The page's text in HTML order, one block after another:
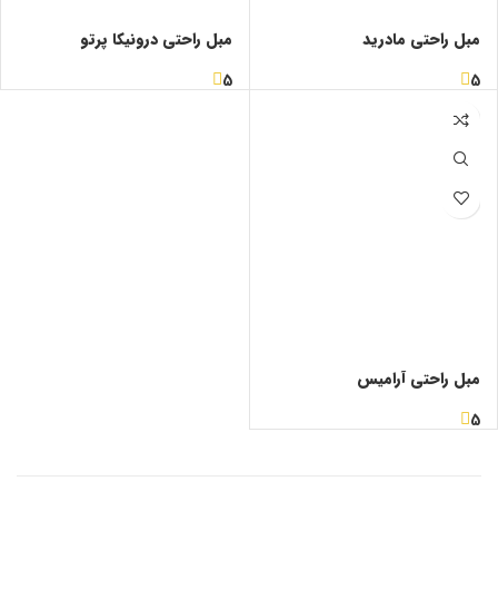
مبل راحتی مادرید
5
مبل راحتی درونیکا پرتو
5
مبل راحتی آرامیس
5